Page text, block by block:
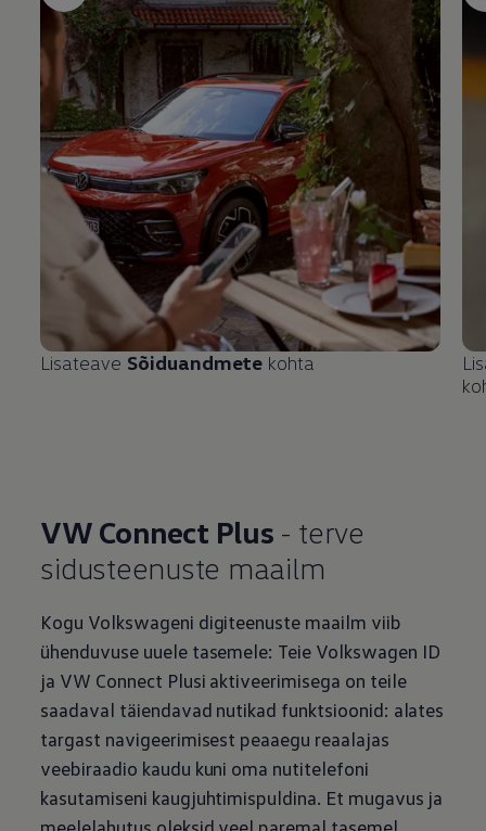
Lisateave Sõiduandmete kohta
VW Connect Plus - terve
sidusteenuste maailm
Kogu Volkswageni digiteenuste maailm viib
ühenduvuse uuele tasemele: Teie Volkswagen ID
ja VW Connect Plusi aktiveerimisega on teile
saadaval täiendavad nutikad funktsioonid: alates
targast navigeerimisest peaaegu reaalajas
veebiraadio kaudu kuni oma nutitelefoni
kasutamiseni kaugjuhtimispuldina. Et mugavus ja